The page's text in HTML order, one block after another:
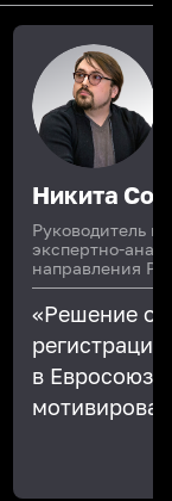
Никита
Руководитель
экспертно-
направления
«Решение об
в Евросоюзе